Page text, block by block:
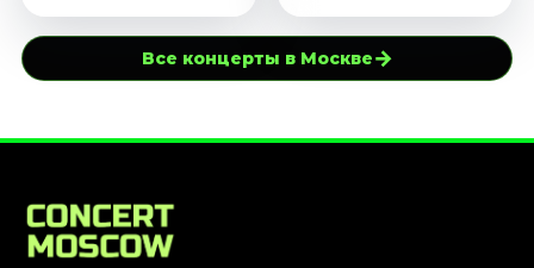
Все концерты в Москве→